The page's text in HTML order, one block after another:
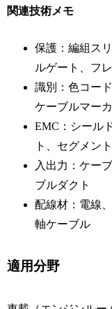
関連技術メモ
保護：編組ス
ルゲート、フ
識別：色コー
ケーブルマー
EMC：シール
ト、セグメン
入出力：ケー
ブルダクト
配線材：電線
軸ケーブル
適用分野